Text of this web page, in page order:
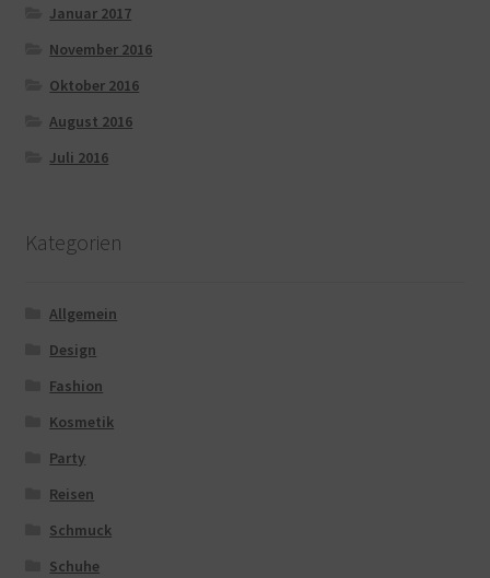
Januar 2017
November 2016
Oktober 2016
August 2016
Juli 2016
Kategorien
Allgemein
Design
Fashion
Kosmetik
Party
Reisen
Schmuck
Schuhe